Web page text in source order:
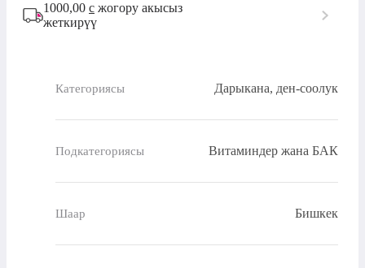
1000,00 с жогору акысыз
жеткирүү
Категориясы Дарыкана, ден-соолук
Подкатегориясы Витаминдер жана БАК
Шаар Бишкек